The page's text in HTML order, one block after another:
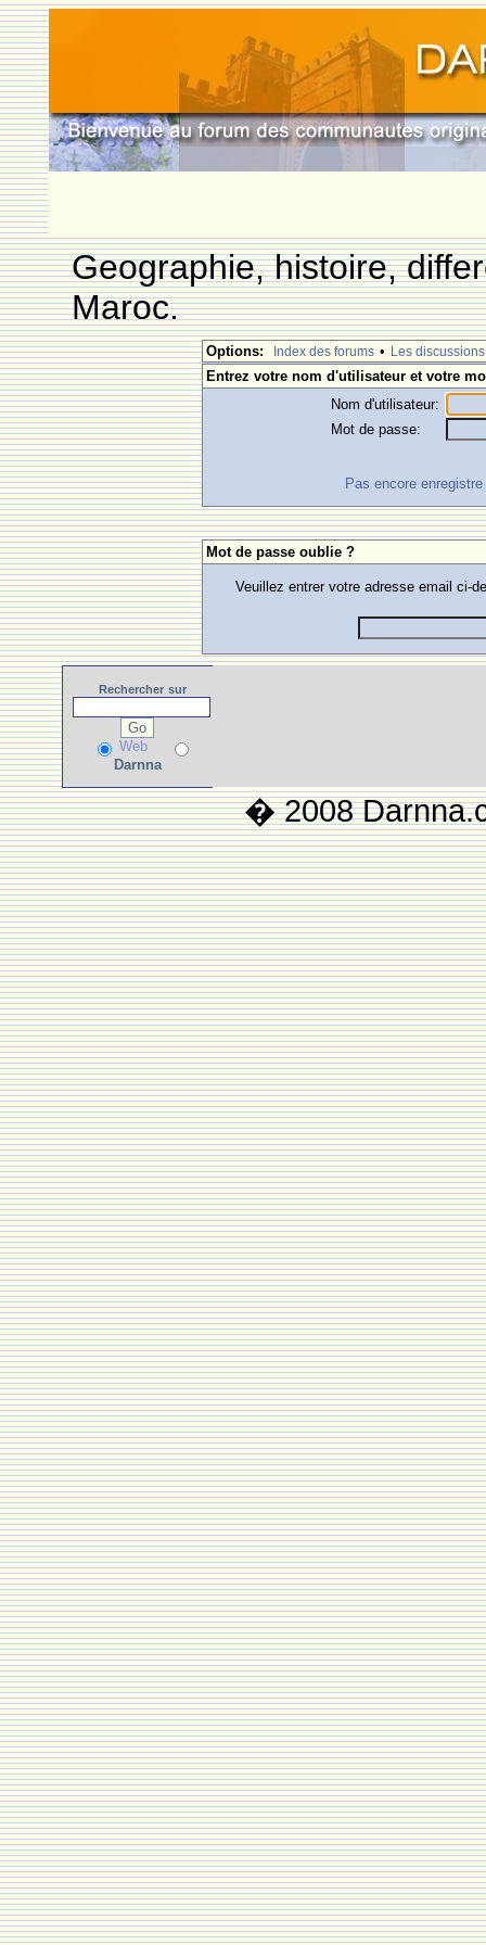
Geographie, histoire,
Maroc.
Options: Index des forums • Les discussions
Entrez votre nom d'utilisateur et votre
Nom d'utilisateur:
Mot de passe:
Pas encore
Mot de passe oublie ?
Veuillez entrer votre adresse email ci-
Rechercher sur
Web
Darnna
� 2008